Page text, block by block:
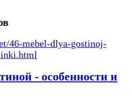
- особенности и